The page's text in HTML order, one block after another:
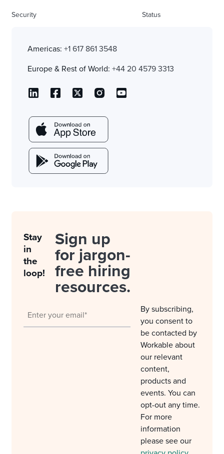
Security Status
Americas: +1 617 861 3548
Europe & Rest of World: +44 20 4579 3313
Stay
in
the
loop!
Sign up
for jargon-
free hiring
resources.
By subscribing,
you consent to
be contacted by
Workable about
our relevant
content,
products and
events. You can
opt-out any time.
For more
information
please see our